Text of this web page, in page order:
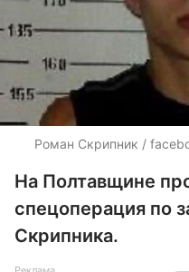
Роман Скрипник /
На Полтавщине
спецоперация по
Скрипника.